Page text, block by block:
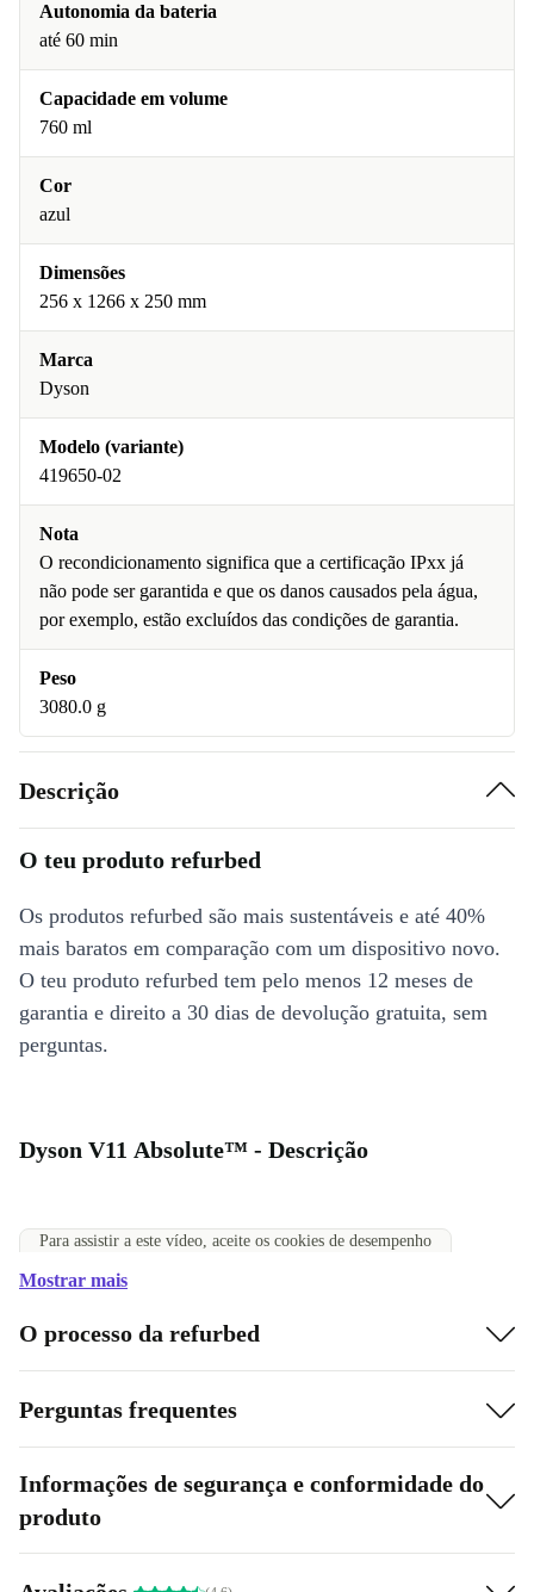
Autonomia da bateria
até 60 min
Capacidade em volume
760 ml
Cor
azul
Dimensões
256 x 1266 x 250 mm
Marca
Dyson
Modelo (variante)
419650-02
Nota
O recondicionamento significa que a certificação IPxx já
não pode ser garantida e que os danos causados pela água,
por exemplo, estão excluídos das condições de garantia.
Peso
3080.0 g
Descrição
O teu produto refurbed
Os produtos refurbed são mais sustentáveis e até 40%
mais baratos em comparação com um dispositivo novo.
O teu produto refurbed tem pelo menos 12 meses de
garantia e direito a 30 dias de devolução gratuita, sem
perguntas.
Dyson V11 Absolute™ - Descrição
Para assistir a este vídeo, aceite os cookies de desempenho
Mostrar mais
O processo da refurbed
Perguntas frequentes
Informações de segurança e conformidade do
produto